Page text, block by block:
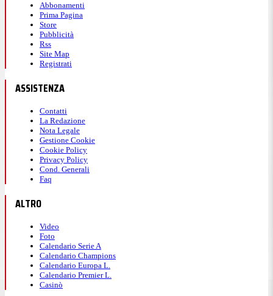
Abbonamenti
Prima Pagina
Store
Pubblicità
Rss
Site Map
Registrati
ASSISTENZA
Contatti
La Redazione
Nota Legale
Gestione Cookie
Cookie Policy
Privacy Policy
Cond. Generali
Faq
ALTRO
Video
Foto
Calendario Serie A
Calendario Champions
Calendario Europa L.
Calendario Premier L.
Casinò